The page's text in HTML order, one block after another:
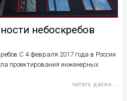
небоскребов
С 4 февраля 2017 года в России
проектирования инженерных
читать далее...